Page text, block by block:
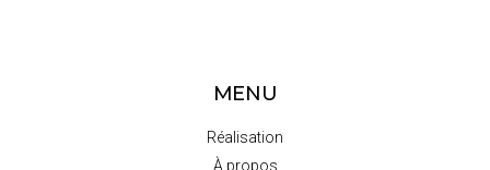
MENU
Réalisation
À propos